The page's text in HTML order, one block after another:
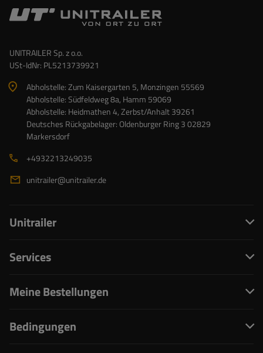
UNITRAILER Sp. z o.o.
USt-IdNr: PL5213739921
Abholstelle: Zum Kaisergarten 5, Monzingen 55569
Abholstelle: Südfeldweg 8a, Hamm 59069
Abholstelle: Heidmathen 4, Zerbst/Anhalt 39261
Deutsches Rückgabelager: Oldenburger Ring 3 02829
Markersdorf
+4932213249035
unitrailer@unitrailer.de
Unitrailer
Services
Meine Bestellungen
Bedingungen